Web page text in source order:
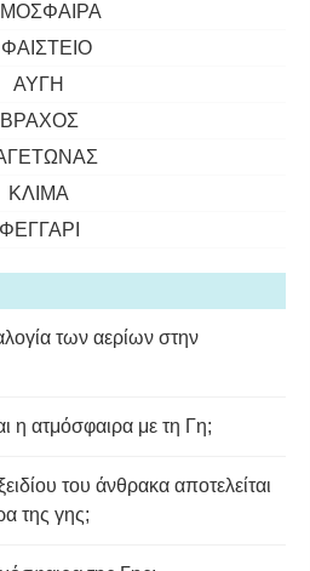
ΑΥΓΉ
ΒΡΆΧΟΣ
ΚΛΊΜΑ
ΦΕΓΓΆΡΙ
των αερίων στην
η ατμόσφαιρα με τη Γη;
του άνθρακα αποτελείται
της γης;